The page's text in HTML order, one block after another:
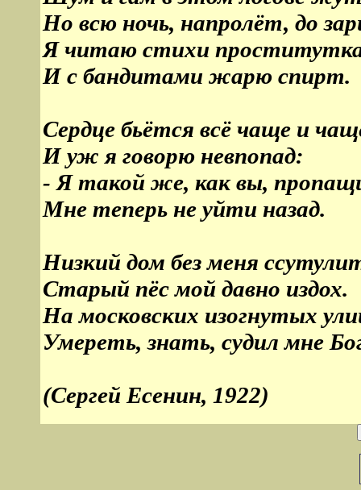
Но всю ночь, напролёт, до
Я читаю стихи
И с бандитами жарю спирт.
Сердце бьётся всё чаще и
И уж я говорю невпопад:
- Я такой же, как вы,
Мне теперь не уйти назад.
Низкий дом без меня
Старый пёс мой давно издох.
На московских изогнутых
Умереть, знать, судил мне
(Сергей Есенин, 1922)